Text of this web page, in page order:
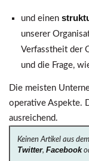
und einen
unserer
Verfasstheit der
und die Frage,
Die meisten
operative Aspekte.
ausreichend.
Keinen Artikel aus
Twitter, Facebook